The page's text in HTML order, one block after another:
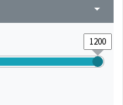
arrow_drop_down